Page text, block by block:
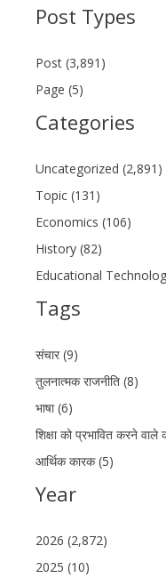
Post Types
Post (3,891)
Page (5)
Categories
Uncategorized (2,891)
Topic (131)
Economics (106)
History (82)
Educational
Tags
संचार (9)
तुलनात्मक राजनीति (8)
भाषा (6)
शिक्षा को प्रभावित करने
आर्थिक कारक (5)
Year
2026 (2,872)
2025 (10)